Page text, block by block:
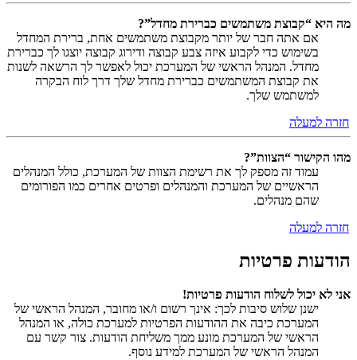
מה היא “קבוצת משתמשים כברירת מחדל”?
אם אתה חבר של יותר מקבוצת משתמשים אחת, ברירת המחדל
בשימוש כדי לקבוע איזה צבע קבוצה ודירוג קבוצה יוצגו לך כברירת
מחדל. המנהל הראשי של המערכת יכול לאפשר לך הרשאה לשנות
את קבוצת המשתמשים כברירת מחדל שלך דרך לוח הבקרה
למשתמש שלך.
חזרה למעלה
מהו הקישור “הצוות”?
עמוד זה מספק לך את רשימת הצוות של המערכת, כולל המנהלים
הראשיים של המערכת והמנהלים ופרטים אחרים כמו הפורומים
שהם מנהלים.
חזרה למעלה
הודעות פרטיות
אני לא יכול לשלוח הודעות פרטיות!
ישנן שלוש סיבות לכך: אינך רשום ו/או מחובר, המנהל הראשי של
המערכת כיבה את ההודעות הפרטיות למערכת כולה, או המנהל
הראשי של המערכת מונע ממך משליחת הודעות. צור קשר עם
המנהל הראשי של המערכת למידע נוסף.